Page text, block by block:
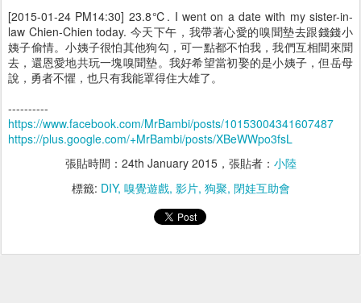
[2015-01-24 PM14:30] 23.8℃. I went on a date with my sister-in-
law Chien-Chien today. 今天下午，我帶著心愛的嗅聞墊去跟錢錢小
姨子偷情。小姨子很怕其他狗勾，可一點都不怕我，我們互相聞來聞
去，還恩愛地共玩一塊嗅聞墊。我好希望當初娶的是小姨子，但岳母
說，勇者不懼，也只有我能罩得住大雄了。
----------
https://www.facebook.com/MrBambi/posts/10153004341607487
https://plus.google.com/+MrBambi/posts/XBeWWpo3fsL
張貼時間： 24th January 2015，張貼者： 小陸
標籤: DIY 嗅覺遊戲 影片 狗聚 閉娃互助會